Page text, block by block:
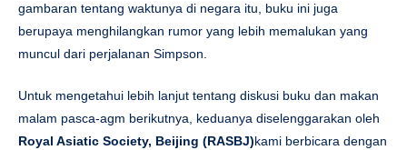
gambaran tentang waktunya di negara itu, buku ini juga
berupaya menghilangkan rumor yang lebih memalukan yang
muncul dari perjalanan Simpson.
Untuk mengetahui lebih lanjut tentang diskusi buku dan makan
malam pasca-agm berikutnya, keduanya diselenggarakan oleh
Royal Asiatic Society, Beijing (RASBJ)kami berbicara dengan